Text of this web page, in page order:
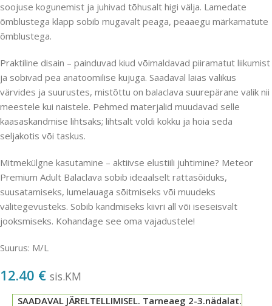
soojuse kogunemist ja juhivad tõhusalt higi välja. Lamedate
õmblustega klapp sobib mugavalt peaga, peaaegu märkamatute
õmblustega.
Praktiline disain – painduvad kiud võimaldavad piiramatut liikumist
ja sobivad pea anatoomilise kujuga. Saadaval laias valikus
värvides ja suurustes, mistõttu on balaclava suurepärane valik nii
meestele kui naistele. Pehmed materjalid muudavad selle
kaasaskandmise lihtsaks; lihtsalt voldi kokku ja hoia seda
seljakotis või taskus.
Mitmekülgne kasutamine – aktiivse elustiili juhtimine? Meteor
Premium Adult Balaclava sobib ideaalselt rattasõiduks,
suusatamiseks, lumelauaga sõitmiseks või muudeks
välitegevusteks. Sobib kandmiseks kiivri all või iseseisvalt
jooksmiseks. Kohandage see oma vajadustele!
Suurus: M/L
12.40 € sis.KM
SAADAVAL JÄRELTELLIMISEL. Tarneaeg 2-3.nädalat.